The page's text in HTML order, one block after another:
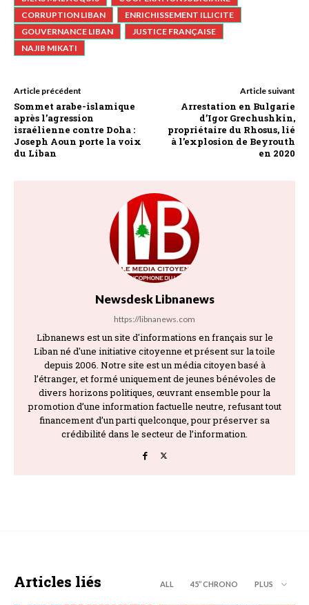
CORRUPTION LIBAN
ENRICHISSEMENT ILLICITE
GOUVERNANCE LIBAN
JUSTICE FRANÇAISE
NAJIB MIKATI
Article précédent
Sommet arabe-islamique
après l’agression
israélienne contre Doha :
Joseph Aoun porte la voix
du Liban
Article suivant
Arrestation en Bulgarie
d’Igor Grechushkin,
propriétaire du Rhosus, lié
à l’explosion de Beyrouth
en 2020
Newsdesk Libnanews
https://libnanews.com
Libnanews est un site d'informations en français sur le
Liban né d'une initiative citoyenne et présent sur la toile
depuis 2006. Notre site est un média citoyen basé à
l’étranger, et formé uniquement de jeunes bénévoles de
divers horizons politiques, œuvrant ensemble pour la
promotion d’une information factuelle neutre, refusant tout
financement d’un parti quelconque, pour préserver sa
crédibilité dans le secteur de l’information.
Articles liés ALL 45’’ CHRONO PLUS